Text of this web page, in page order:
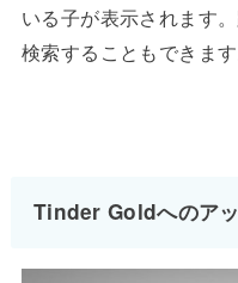
いる子が表示されます
検索することもできます
Tinder Goldへのア